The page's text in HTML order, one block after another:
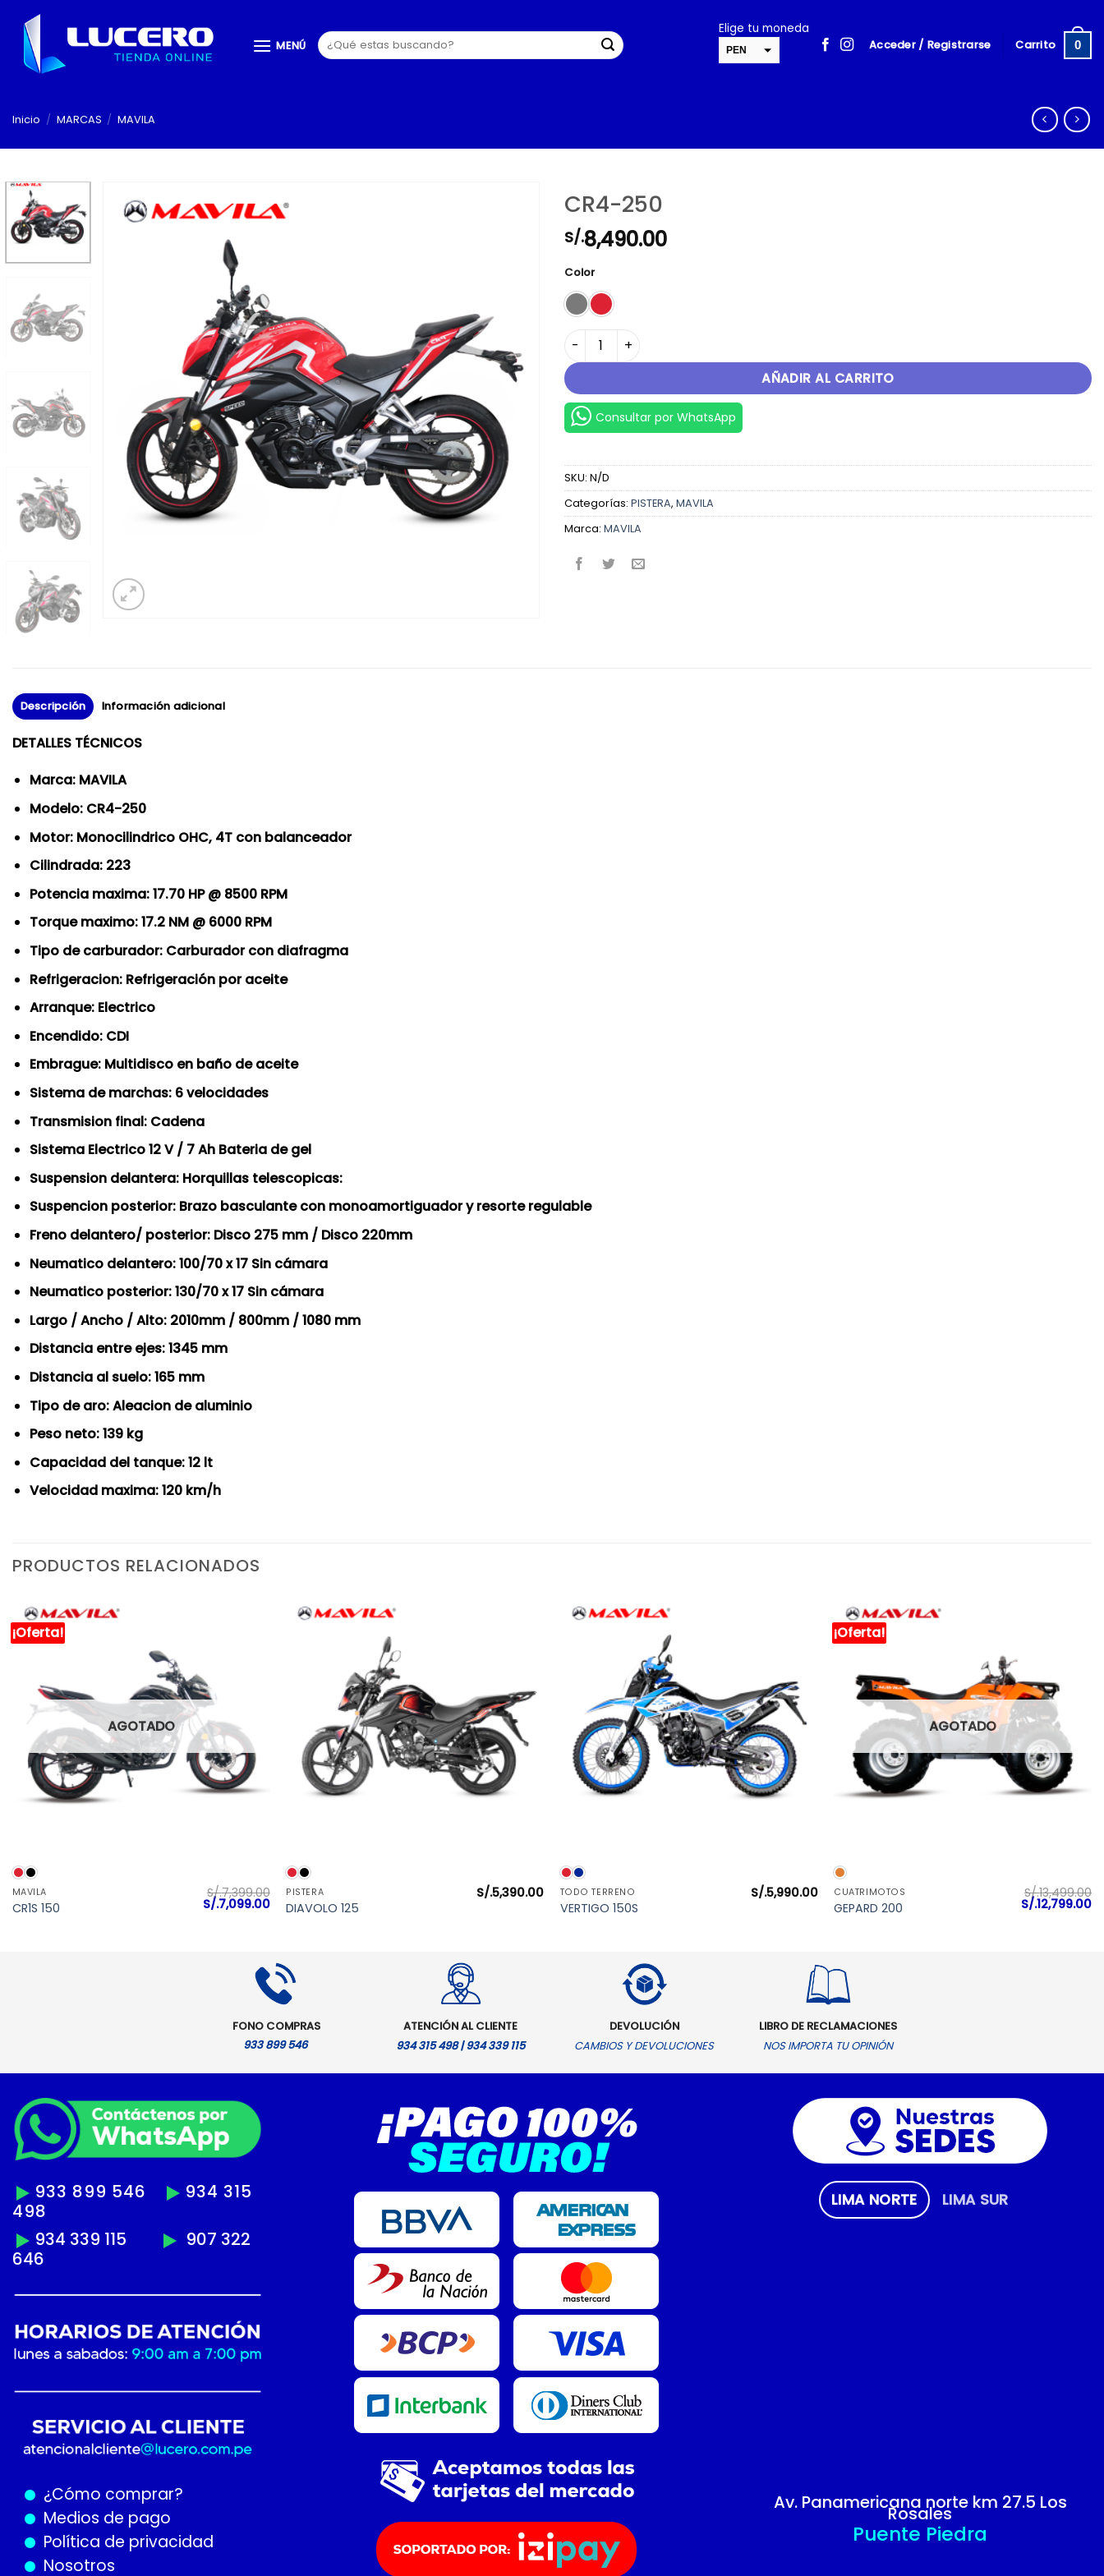
contenido
MENÚ
Buscar
por:
Elige tu moneda
PEN Acceder / Registrarse Carrito 0
Inicio / MARCAS / MAVILA
CR4-250
S/.8,490.00
Color
CR4-250 cantidad
AÑADIR AL CARRITO
Consultar por WhatsApp
SKU: N/D
Categorías: PISTERA, MAVILA
Marca: MAVILA
Descripción Información adicional
DETALLES TÉCNICOS
Marca: MAVILA
Modelo: CR4-250
Motor: Monocilindrico OHC, 4T con balanceador
Cilindrada: 223
Potencia maxima: 17.70 HP @ 8500 RPM
Torque maximo: 17.2 NM @ 6000 RPM
Tipo de carburador: Carburador con diafragma
Refrigeracion: Refrigeración por aceite
Arranque: Electrico
Encendido: CDI
Embrague: Multidisco en baño de aceite
Sistema de marchas: 6 velocidades
Transmision final: Cadena
Sistema Electrico 12 V / 7 Ah Bateria de gel
Suspension delantera: Horquillas telescopicas:
Suspencion posterior: Brazo basculante con monoamortiguador y resorte regulable
Freno delantero/ posterior: Disco 275 mm / Disco 220mm
Neumatico delantero: 100/70 x 17 Sin cámara
Neumatico posterior: 130/70 x 17 Sin cámara
Largo / Ancho / Alto: 2010mm / 800mm / 1080 mm
Distancia entre ejes: 1345 mm
Distancia al suelo: 165 mm
Tipo de aro: Aleacion de aluminio
Peso neto: 139 kg
Capacidad del tanque: 12 lt
Velocidad maxima: 120 km/h
PRODUCTOS RELACIONADOS
¡Oferta!
AGOTADO
MAVILA
CR1S 150
S/.7,399.00
El
precio
S/.7,099.00El
precio
PISTERA
DIAVOLO 125
S/.5,390.00 TODO TERRENO
VERTIGO 150S
S/.5,990.00
¡Oferta!
AGOTADO
CUATRIMOTOS
GEPARD 200
S/.13,499.00
El
precio
S/.12,799.00El
FONO COMPRAS
933 899 546
ATENCIÓN AL CLIENTE
934 315 498 | 934 339 115
DEVOLUCIÓN
CAMBIOS Y DEVOLUCIONES
LIBRO DE RECLAMACIONES
NOS IMPORTA TU OPINIÓN
933 899 546
934 315
498
934 339 115
907 322
646
¿Cómo comprar?
Medios de pago
Política de privacidad
Nosotros
LIMA NORTE LIMA SUR
Av. Panamericana norte km 27.5 Los
Rosales
Puente Piedra